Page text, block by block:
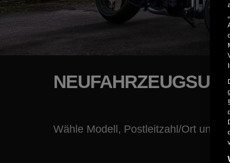
Wähle Modell, Postleitzahl/Ort und